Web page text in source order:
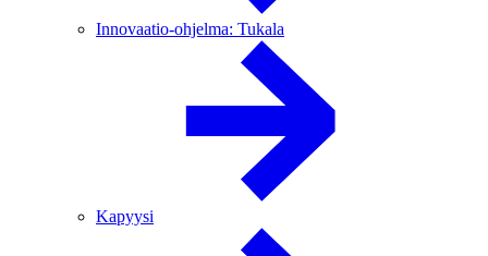
Innovaatio-ohjelma: Tukala
Kapyysi